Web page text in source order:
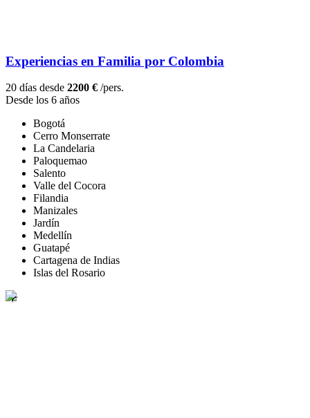
Experiencias en Familia por Colombia
20 días desde 2200 € /pers.
Desde los 6 años
Bogotá
Cerro Monserrate
La Candelaria
Paloquemao
Salento
Valle del Cocora
Filandia
Manizales
Jardín
Medellín
Guatapé
Cartagena de Indias
Islas del Rosario